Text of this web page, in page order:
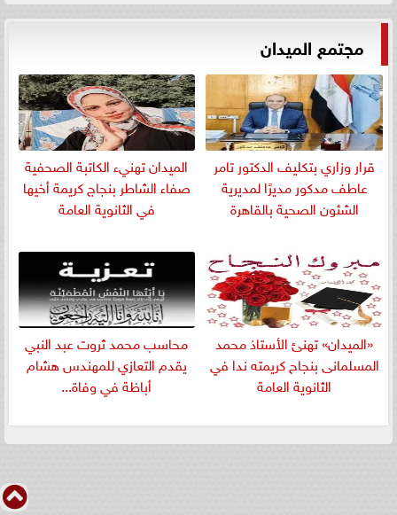
مجتمع الميدان
قرار وزاري بتكليف الدكتور تامر
عاطف مدكور مديرًا لمديرية
الشئون الصحية بالقاهرة
الميدان تهنيء الكاتبة الصحفية
صفاء الشاطر بنجاج كريمة أخيها
في الثانوية العامة
«الميدان» تهنئ الأستاذ محمد
المسلمانى بنجاح كريمته ندا في
الثانوية العامة
​محاسب محمد ثروت عبد النبي
يقدم التعازي للمهندس هشام
أباظة في وفاة...